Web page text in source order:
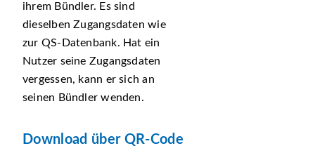
ihrem Bündler. Es sind
dieselben Zugangsdaten wie
zur QS-Datenbank. Hat ein
Nutzer seine Zugangsdaten
vergessen, kann er sich an
seinen Bündler wenden.
Download über QR-Code